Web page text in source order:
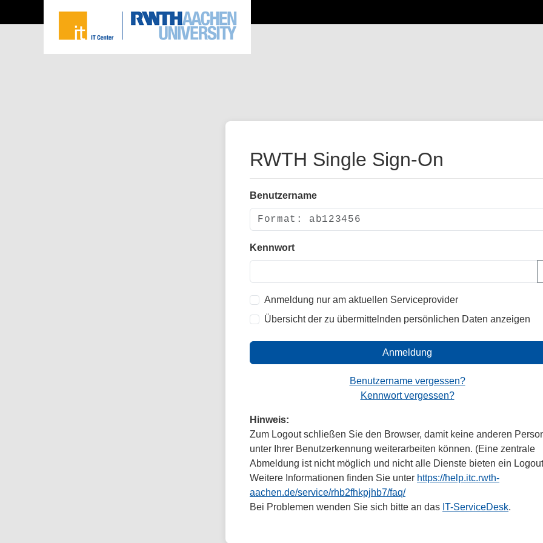
RWTH Single Sign-On
Benutzername
Kennwort
Anmeldung nur am aktuellen Serviceprovider
Übersicht der zu übermittelnden persönlichen Daten anzeigen
Anmeldung
Benutzername vergessen?
Kennwort vergessen?
Hinweis:
Zum Logout schließen Sie den Browser, damit keine anderen
unter Ihrer Benutzerkennung weiterarbeiten können. (Eine zentrale
Abmeldung ist nicht möglich und nicht alle Dienste bieten ein
Weitere Informationen finden Sie unter https://help.itc.rwth-
aachen.de/service/rhb2fhkpjhb7/faq/
Bei Problemen wenden Sie sich bitte an das IT-ServiceDesk.